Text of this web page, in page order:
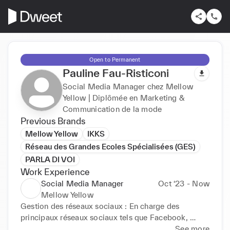
Open to Permanent
Pauline Fau-Risticoni
Social Media Manager chez Mellow
Yellow | Diplômée en Marketing &
Communication de la mode
Previous Brands
Mellow Yellow
IKKS
Réseau des Grandes Ecoles Spécialisées (GES)
PARLA DI VOI
Work Experience
Social Media Manager
Oct ‘23 - Now
Mellow Yellow
Gestion des réseaux sociaux : En charge des
principaux réseaux sociaux tels que Facebook,